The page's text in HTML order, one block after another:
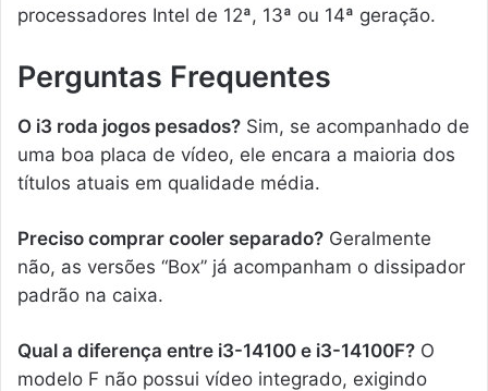
processadores Intel de 12ª, 13ª ou 14ª geração.
Perguntas Frequentes
O i3 roda jogos pesados? Sim, se acompanhado de
uma boa placa de vídeo, ele encara a maioria dos
títulos atuais em qualidade média.
Preciso comprar cooler separado? Geralmente
não, as versões “Box” já acompanham o dissipador
padrão na caixa.
Qual a diferença entre i3-14100 e i3-14100F? O
modelo F não possui vídeo integrado, exigindo